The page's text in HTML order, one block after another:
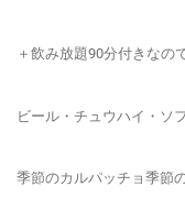
＋飲み放題90分付きなの
ビール・チュウハイ・ソ
季節のカルパッチョ季節